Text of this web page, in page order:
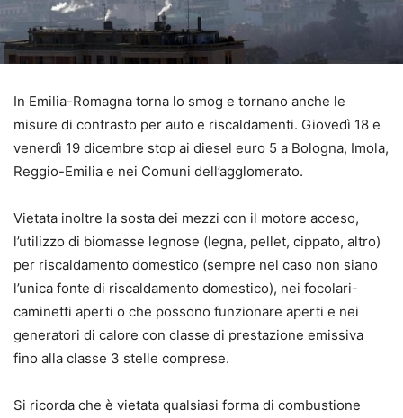
In Emilia-Romagna torna lo smog e tornano anche le
misure di contrasto per auto e riscaldamenti. Giovedì 18 e
venerdì 19 dicembre stop ai diesel euro 5 a Bologna, Imola,
Reggio-Emilia e nei Comuni dell’agglomerato.
Vietata inoltre la sosta dei mezzi con il motore acceso,
l’utilizzo di biomasse legnose (legna, pellet, cippato, altro)
per riscaldamento domestico (sempre nel caso non siano
l’unica fonte di riscaldamento domestico), nei focolari-
caminetti aperti o che possono funzionare aperti e nei
generatori di calore con classe di prestazione emissiva
fino alla classe 3 stelle comprese.
Si ricorda che è vietata qualsiasi forma di combustione